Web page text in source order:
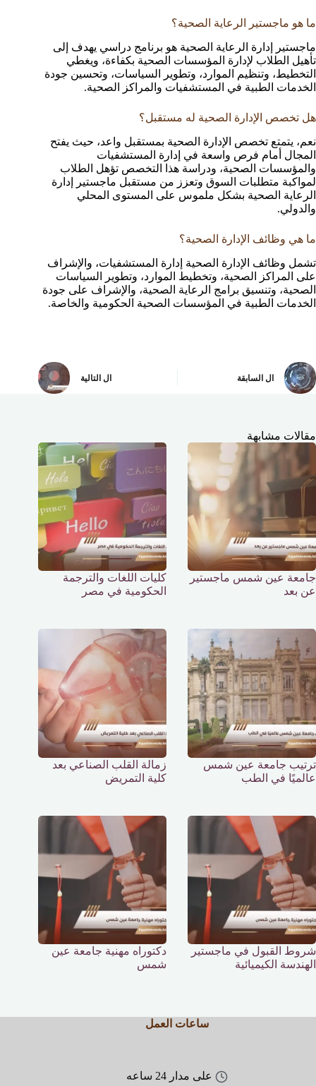
ما هو ماجستير الرعاية الصحية؟
ماجستير إدارة الرعاية الصحية هو برنامج دراسي يهدف إلى
تأهيل الطلاب لإدارة المؤسسات الصحية بكفاءة، ويغطي
التخطيط، وتنظيم الموارد، وتطوير السياسات، وتحسين جودة
الخدمات الطبية في المستشفيات والمراكز الصحية.
هل تخصص الإدارة الصحية له مستقبل؟
نعم، يتمتع تخصص الإدارة الصحية بمستقبل واعد، حيث يفتح
المجال أمام فرص واسعة في إدارة المستشفيات
والمؤسسات الصحية، ودراسة هذا التخصص تؤهل الطلاب
لمواكبة متطلبات السوق وتعزز من مستقبل ماجستير إدارة
الرعاية الصحية بشكل ملموس على المستوى المحلي
والدولي.
ما هي وظائف الإدارة الصحية؟
تشمل وظائف الإدارة الصحية إدارة المستشفيات، والإشراف
على المراكز الصحية، وتخطيط الموارد، وتطوير السياسات
الصحية، وتنسيق برامج الرعاية الصحية، والإشراف على جودة
الخدمات الطبية في المؤسسات الصحية الحكومية والخاصة.
ال السابقة ال التالية
مقالات مشابهة
جامعة عين شمس ماجستير
عن بعد
كليات اللغات والترجمة
الحكومية في مصر
ترتيب جامعة عين شمس
عالميًا في الطب
زمالة القلب الصناعي بعد
كلية التمريض
شروط القبول في ماجستير
الهندسة الكيميائية
دكتوراه مهنية جامعة عين
شمس
ساعات العمل
على مدار 24 ساعه